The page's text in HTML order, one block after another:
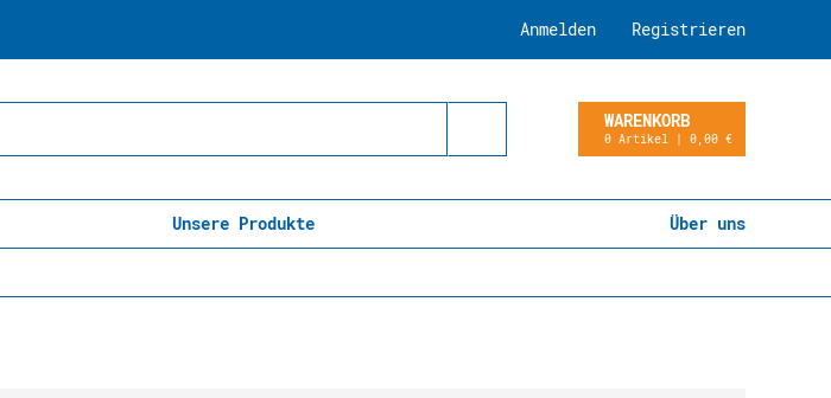
Registrieren
Anmelden
WARENKORB
0 Artikel | 0,00 €
Unsere Produkte Über uns